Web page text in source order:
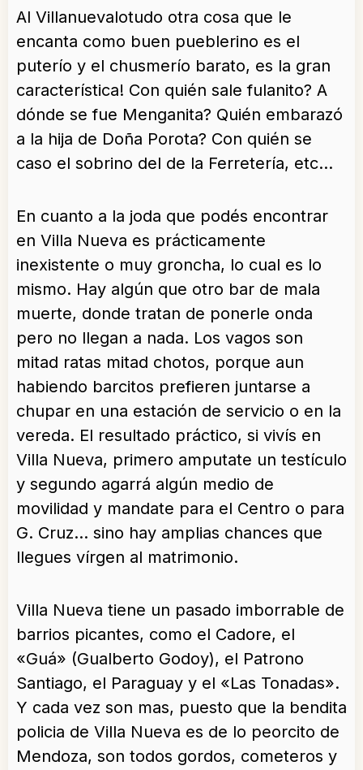
Al Villanuevalotudo otra cosa que le
encanta como buen pueblerino es el
puterío y el chusmerío barato, es la gran
característica! Con quién sale fulanito? A
dónde se fue Menganita? Quién embarazó
a la hija de Doña Porota? Con quién se
caso el sobrino del de la Ferretería, etc…
En cuanto a la joda que podés encontrar
en Villa Nueva es prácticamente
inexistente o muy groncha, lo cual es lo
mismo. Hay algún que otro bar de mala
muerte, donde tratan de ponerle onda
pero no llegan a nada. Los vagos son
mitad ratas mitad chotos, porque aun
habiendo barcitos prefieren juntarse a
chupar en una estación de servicio o en la
vereda. El resultado práctico, si vivís en
Villa Nueva, primero amputate un testículo
y segundo agarrá algún medio de
movilidad y mandate para el Centro o para
G. Cruz… sino hay amplias chances que
llegues vírgen al matrimonio.
Villa Nueva tiene un pasado imborrable de
barrios picantes, como el Cadore, el
«Guá» (Gualberto Godoy), el Patrono
Santiago, el Paraguay y el «Las Tonadas».
Y cada vez son mas, puesto que la bendita
policia de Villa Nueva es de lo peorcito de
Mendoza, son todos gordos, cometeros y